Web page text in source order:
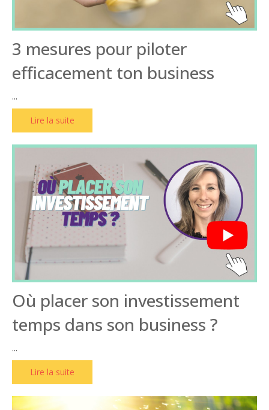
3 mesures pour piloter
efficacement ton business
...
Lire la suite
Où placer son investissement
temps dans son business ?
...
Lire la suite